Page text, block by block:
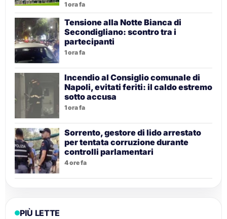
1 ora fa
Tensione alla Notte Bianca di
Secondigliano: scontro tra i
partecipanti
1 ora fa
Incendio al Consiglio comunale di
Napoli, evitati feriti: il caldo estremo
sotto accusa
1 ora fa
Sorrento, gestore di lido arrestato
per tentata corruzione durante
controlli parlamentari
4 ore fa
PIÙ LETTE